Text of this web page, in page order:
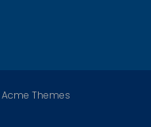
Acme Themes